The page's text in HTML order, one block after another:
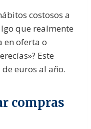
costosos a
que realmente
en oferta o
Este
euros al año.
compras